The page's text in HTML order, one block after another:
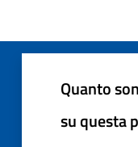
Quanto
su questa